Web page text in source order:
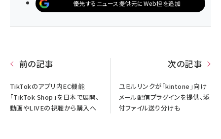
優先するニュース提供元にWeb担を追加
前の記事
TikTokのアプリ内EC機能
「TikTok Shop」を日本で展開、
動画やLIVEの視聴から購入へ
次の記事
ユミルリンクが「kintone」向け
メール配信プラグインを提供、添
付ファイル送り分けも